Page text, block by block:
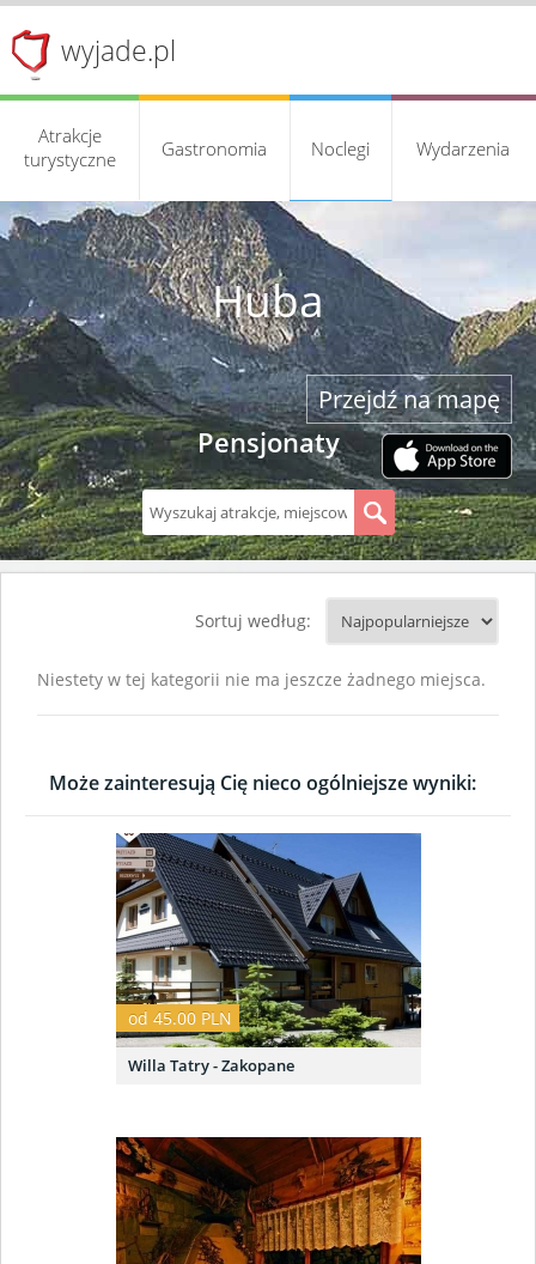
wyjade.pl
Atrakcje
turystyczne
Gastronomia Noclegi Wydarzenia
Huba
Pensjonaty
Przejdź na mapę
Sortuj według:
Niestety w tej kategorii nie ma jeszcze żadnego miejsca.
Może zainteresują Cię nieco ogólniejsze wyniki:
od 45.00 PLN
Willa Tatry - Zakopane